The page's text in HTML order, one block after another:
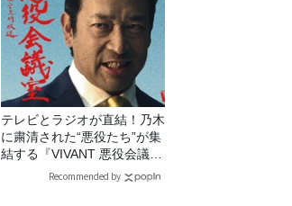
テレビとラジオが直結！乃木
に粛清された“悪役たち”が集
結する『VIVANT 悪役会議
室』7/26(日)23時スタート！
Recommended by